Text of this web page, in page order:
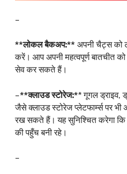
–
**लोकल बैकअप:** अपनी चैट्स को
करें। आप अपनी महत्वपूर्ण बातचीत को
सेव कर सकते हैं।
–**क्लाउड स्टोरेज:** गूगल ड्राइव,
जैसे क्लाउड स्टोरेज प्लेटफार्म्स पर
रख सकते हैं। यह सुनिश्चित करेगा
की पहुँच बनी रहे।
–